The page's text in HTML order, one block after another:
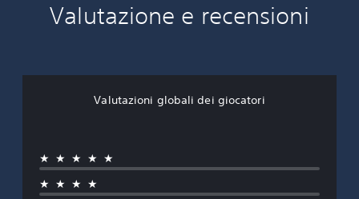
Valutazione e recensioni
Valutazioni globali dei giocatori
★★★★★
★★★★